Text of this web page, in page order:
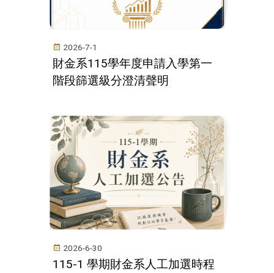
2026-7-1
財金系115學年度申請入學第一
階段篩選級分澄清聲明
2026-6-30
115-1 學期財金系人工加選時程